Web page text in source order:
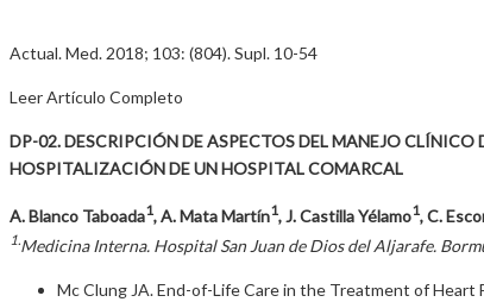
Actual. Med. 2018; 103: (804). Supl. 10-54
Leer Artículo Completo
DP-02. DESCRIPCIÓN DE ASPECTOS DEL MANEJO
HOSPITALIZACIÓN DE UN HOSPITAL COMARCAL
A. Blanco Taboada1, A. Mata Martín1, J. Castilla Yélamo1, C.
1.Medicina Interna. Hospital San Juan de Dios del Aljarafe.
Mc Clung JA. End-of-Life Care in the Treatment of Heart